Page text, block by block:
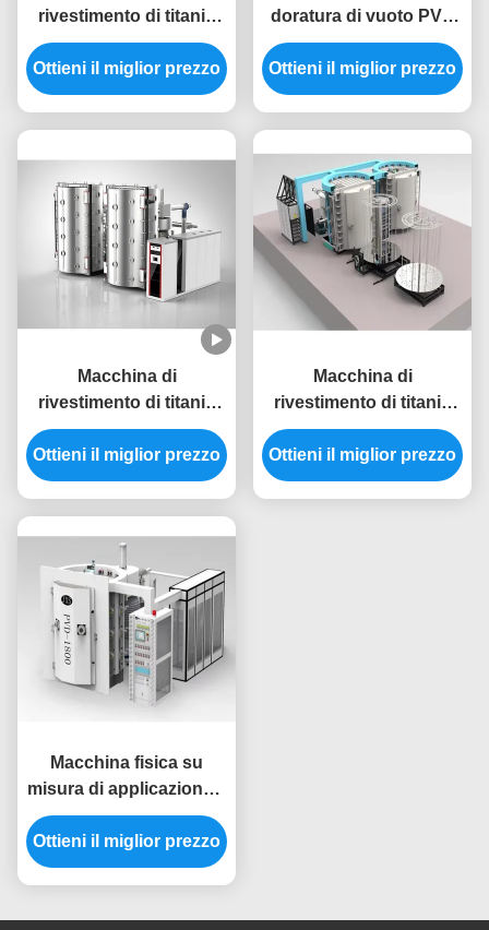
rivestimento di titanio
del nitruro di vuoto del
materiale illustrativo
PVD del secchio
Ottieni il miglior prezzo
doratura di vuoto PVD
dell'hardware della
mobilia dell'acciaio
inossidabile di
Ottieni il miglior prezzo
Macchina di
rivestimento di titanio
del nitruro di
rivestimento di
spessore di grande
inossidabile dello
schermo di vuoto
uniforme dell'oro PVD
Ottieni il miglior prezzo
Macchina di
rivestimento di titanio
del nitruro di alto di
ionizzazione vuoto di
tasso PVD per
Ottieni il miglior prezzo
Macchina fisica su
misura di applicazione a
spruzzo di vuoto della
struttura di porta
dell'hardware
di dimensione PVD
Ottieni il miglior prezzo